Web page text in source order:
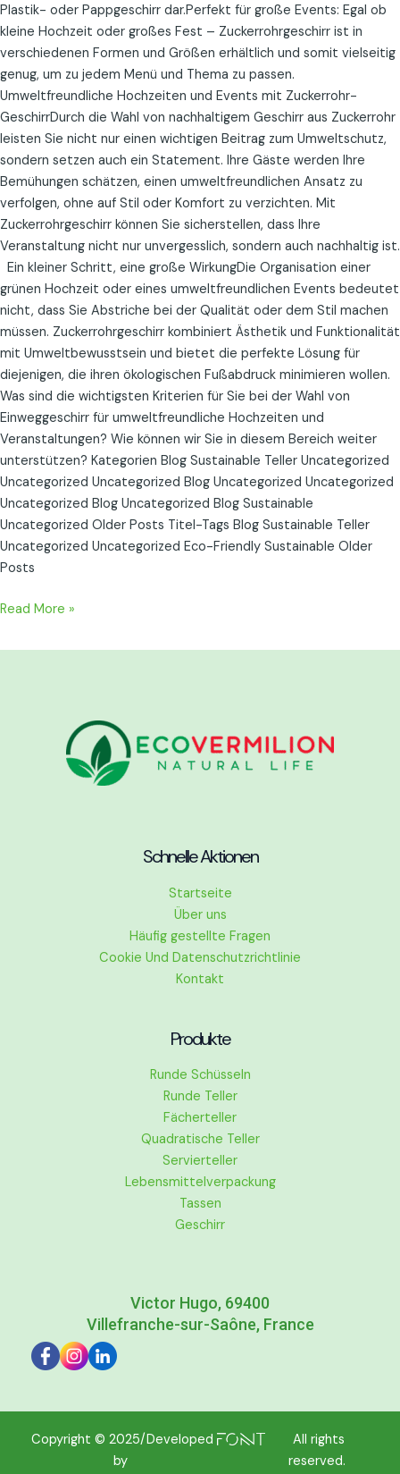
Plastik- oder Pappgeschirr dar.Perfekt für große Events: Egal ob
kleine Hochzeit oder großes Fest – Zuckerrohrgeschirr ist in
verschiedenen Formen und Größen erhältlich und somit vielseitig
genug, um zu jedem Menü und Thema zu passen.
Umweltfreundliche Hochzeiten und Events mit Zuckerrohr-
GeschirrDurch die Wahl von nachhaltigem Geschirr aus Zuckerrohr
leisten Sie nicht nur einen wichtigen Beitrag zum Umweltschutz,
sondern setzen auch ein Statement. Ihre Gäste werden Ihre
Bemühungen schätzen, einen umweltfreundlichen Ansatz zu
verfolgen, ohne auf Stil oder Komfort zu verzichten. Mit
Zuckerrohrgeschirr können Sie sicherstellen, dass Ihre
Veranstaltung nicht nur unvergesslich, sondern auch nachhaltig ist.
Ein kleiner Schritt, eine große WirkungDie Organisation einer
grünen Hochzeit oder eines umweltfreundlichen Events bedeutet
nicht, dass Sie Abstriche bei der Qualität oder dem Stil machen
müssen. Zuckerrohrgeschirr kombiniert Ästhetik und Funktionalität
mit Umweltbewusstsein und bietet die perfekte Lösung für
diejenigen, die ihren ökologischen Fußabdruck minimieren wollen.
Was sind die wichtigsten Kriterien für Sie bei der Wahl von
Einweggeschirr für umweltfreundliche Hochzeiten und
Veranstaltungen? Wie können wir Sie in diesem Bereich weiter
unterstützen? Kategorien Blog Sustainable Teller Uncategorized
Uncategorized Uncategorized Blog Uncategorized Uncategorized
Uncategorized Blog Uncategorized Blog Sustainable
Uncategorized Older Posts Titel-Tags Blog Sustainable Teller
Uncategorized Uncategorized Eco-Friendly Sustainable Older
Posts
Read More »
Schnelle Aktionen
Startseite
Über uns
Häufig gestellte Fragen
Cookie Und Datenschutzrichtlinie
Kontakt
Produkte
Runde Schüsseln
Runde Teller
Fächerteller
Quadratische Teller
Servierteller
Lebensmittelverpackung
Tassen
Geschirr
Victor Hugo, 69400
Villefranche-sur-Saône, France
Copyright © 2025/Developed
by
All rights
reserved.